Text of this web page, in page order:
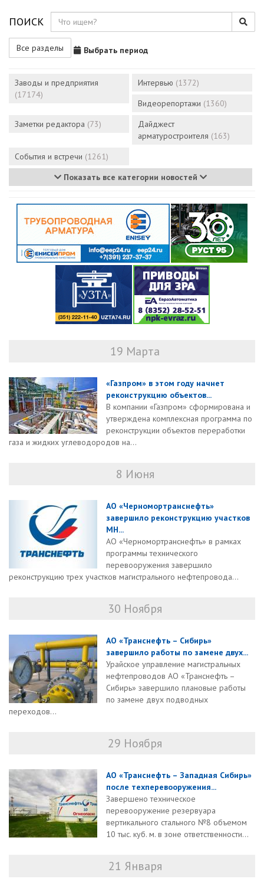
ПОИСК
Все разделы Выбрать период
Заводы и предприятия
(17174)
Интервью (1372)
Видеорепортажи (1360)
Заметки редактора (73)
Дайджест
арматуростроителя (163)
События и встречи (1261)
Показать все категории новостей
19 Марта
«Газпром» в этом году начнет
реконструкцию объектов...
В компании «Газпром» сформирована и
утверждена комплексная программа по
реконструкции объектов переработки
газа и жидких углеводородов на...
8 Июня
АО «Черномортранснефть»
завершило реконструкцию участков
МН...
АО «Черномортранснефть» в рамках
программы технического
перевооружения завершило
реконструкцию трех участков магистрального нефтепровода...
30 Ноября
АО «Транснефть – Сибирь»
завершило работы по замене двух...
Урайское управление магистральных
нефтепроводов АО «Транснефть –
Сибирь» завершило плановые работы
по замене двух подводных
переходов...
29 Ноября
АО «Транснефть – Западная Сибирь»
после техперевооружения...
Завершено техническое
перевооружение резервуара
вертикального стального №8 объемом
10 тыс. куб. м. в зоне ответственности...
21 Января